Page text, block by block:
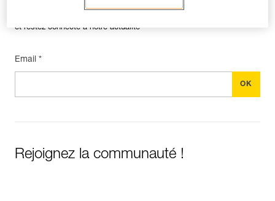
Abonnez-vous à la newsletter
et restez connecté à notre actualité
Email *
Rejoignez la communauté !